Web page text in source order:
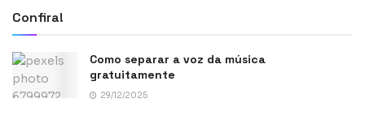
Confira!
Como separar a voz da música
gratuitamente
29/12/2025